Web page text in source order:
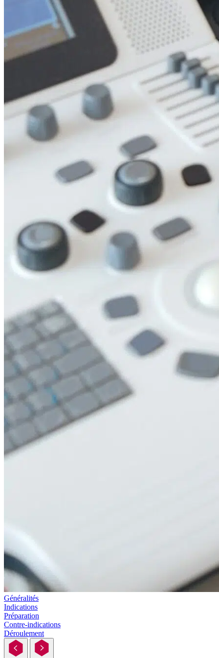
Généralités
Indications
Préparation
Contre-indications
Déroulement